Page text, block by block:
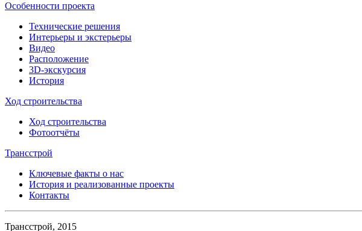
Особенности проекта
Технические решения
Интерьеры и экстерьеры
Видео
Расположение
3D-экскурсия
История
Ход строительства
Ход строительства
Фотоотчёты
Трансстрой
Ключевые факты о нас
История и реализованные проекты
Контакты
Трансстрой, 2015